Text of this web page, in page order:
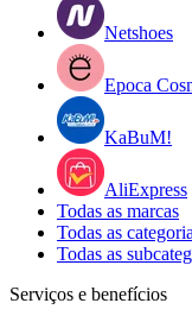
Netshoes
Epoca
KaBuM!
AliExpress
Todas as marcas
Todas as
Todas as
Serviços e benefícios